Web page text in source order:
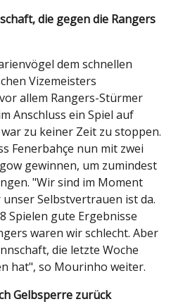
die gegen die Rangers
dem schnellen
Vizemeisters
allem Rangers-Stürmer
Anschluss ein Spiel auf
zu keiner Zeit zu stoppen.
Fenerbahçe nun mit zwei
gewinnen, um zumindest
"Wir sind im Moment
Selbstvertrauen ist da.
Spielen gute Ergebnisse
waren wir schlecht. Aber
die letzte Woche
hat", so Mourinho weiter.
Gelbsperre zurück